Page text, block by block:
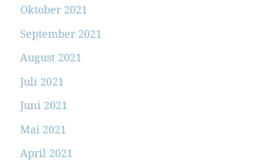
Oktober 2021
September 2021
August 2021
Juli 2021
Juni 2021
Mai 2021
April 2021